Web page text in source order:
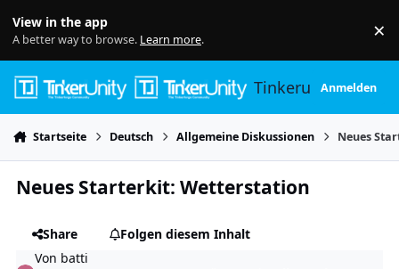
View in the app
A better way to browse. Learn more. ×
TinkerunityAnmelden
Startseite Deutsch Allgemeine Diskussionen Neues
Neues Starterkit: Wetterstation
Share
Folgen diesem Inhalt
Von batti